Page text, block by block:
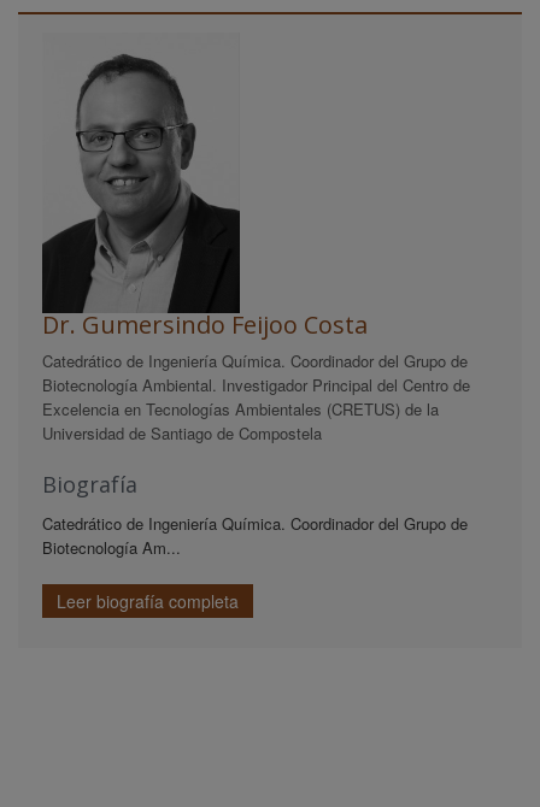
Dr. Gumersindo Feijoo Costa
Catedrático de Ingeniería Química. Coordinador del Grupo de
Biotecnología Ambiental. Investigador Principal del Centro de
Excelencia en Tecnologías Ambientales (CRETUS) de la
Universidad de Santiago de Compostela
Biografía
Catedrático de Ingeniería Química. Coordinador del Grupo de
Biotecnología Am...
Leer biografía completa